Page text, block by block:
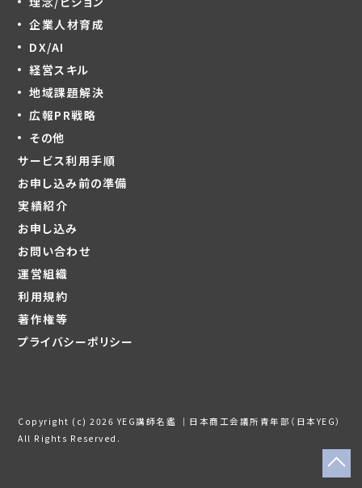
企業人材育成
DX/AI
経営スキル
地域課題解決
広報PR戦略
その他
サービス利用手順
お申し込み前の準備
実績紹介
お申し込み
お問い合わせ
運営組織
利用規約
著作権等
プライバシーポリシー
Copyright (c) 2026 YEG講師名鑑 ｜日本商工会議所青年部（日本YEG）
All Rights Reserved.